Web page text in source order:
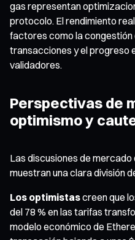
gas representan
protocolo. El rendimiento
factores como la congestión
transacciones y el progreso
validadores.
Perspectivas de
optimismo y
Las discusiones de
muestran una clara división
Los optimistascreen que
del 78 % en las tarifas
modelo económico de